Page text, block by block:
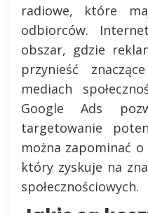
radiowe, które
odbiorców.
obszar, gdzie
przynieść
mediach
Google Ads
targetowanie
można zapominać
który zyskuje na
społecznościowych.